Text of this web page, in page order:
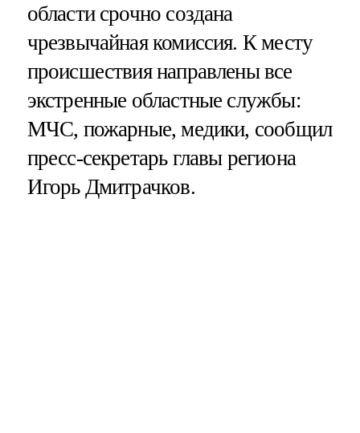
области срочно создана
чрезвычайная комиссия. К месту
происшествия направлены все
экстренные областные службы:
МЧС, пожарные, медики, сообщил
пресс-секретарь главы региона
Игорь Дмитрачков.